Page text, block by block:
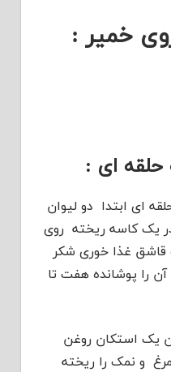
خمیر :
حلقه ای :
ای ابتدا دو لیوان
یک کاسه ریخته روی
غذا خوری شکر
را پوشانده هفت تا
یک استکان روغن
و نمک را ریخته